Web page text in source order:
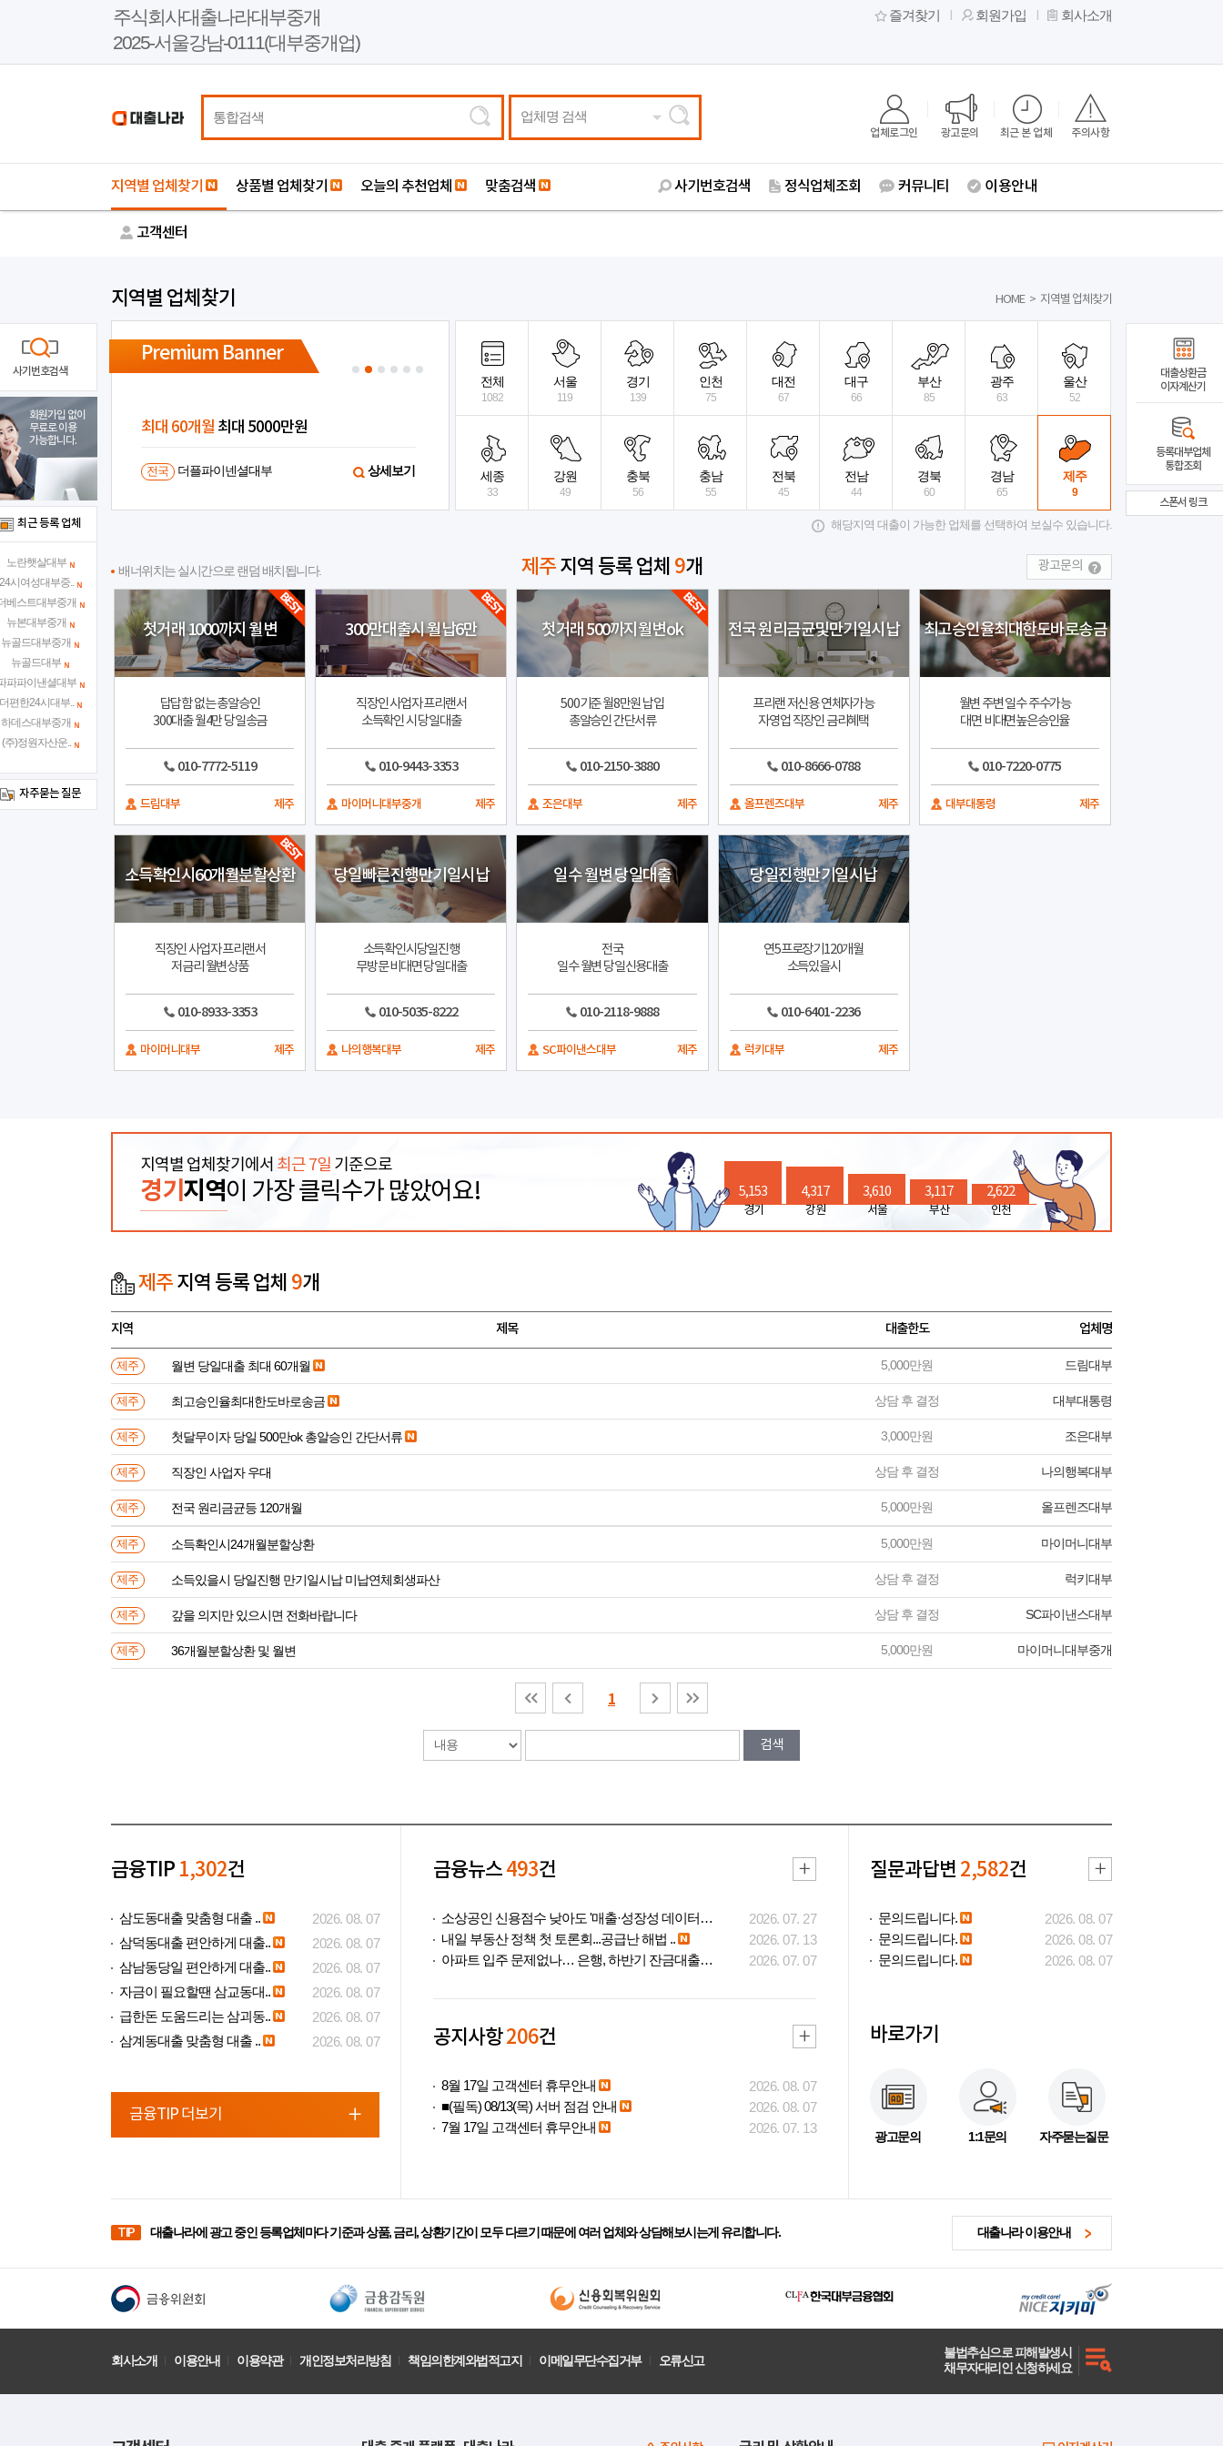
주식회사대출나라대부중개
2025-서울강남-0111(대부중개업)
즐겨찾기 회원가입 회사소개
업체명 검색
업체로그인 광고문의 최근 본 업체 주의사항
지역별 업체찾기 상품별 업체찾기 오늘의 추천업체 맞춤검색 사기번호검색 정식업체조회 커뮤니티 이용안내
고객센터
지역별 업체찾기 HOME > 지역별 업체찾기
Premium Banner
상세보기
당장 급하신분선이자X수수료X
전국 24시전국당일승인대부중개 상세보기 전국 뉴스타트대부중개 상세보기 민생대부중개 상세보기
비대면 당
전국 페어
전체
1082
서울
119
경기
139
인천
75
대전
67
대구
66
부산
85
광주
63
울산
52
세종
33
강원
49
충북
56
충남
55
전북
45
전남
44
경북
60
경남
65
제주
9
해당지역 대출이 가능한 업체를 선택하여 보실수 있습니다.
사기번호검색
회원가입 없이
무료로 이용
가능합니다.
최근 등록 업체
노란햇살대부
시여성대부중..
베스트대부중개
뉴본대부중개
뉴골드대부중개
뉴골드대부
파파이낸셜대부
편한24시대부..
하데스대부중개
(주)정원자산운..
자주묻는 질문
대출상환금
이자계산기
등록대부업체
통합조회
스폰서 링크
제주지역 등록 업체 9개
배너위치는 실시간으로 랜덤 배치됩니다. 광고문의
첫거래 1000까지 월변
답답함 없는 총알승인
300대출 월4만 당일송금
010-7772-5119
드림대부 제주
300만대출시 월납6만
직장인 사업자 프리랜서
소득확인 시 당일대출
010-9443-3353
마이머니대부중개 제주
첫거래 500까지월변ok
500기준 월8만원 납입
총알승인 간단서류
010-2150-3880
조은대부 제주
전국 원리금균및만기일시납
프리랜 저신용 연체자가능
자영업 직장인 금리혜택
010-8666-0788
올프렌즈대부 제주
최고승인율최대한도바로송금
월변 주변 일수 주수가능
대면 비대면높은승인율
010-7220-0775
대부대통령 제주
소득확인시60개월분할상환
직장인 사업자 프리랜서
저금리 월변상품
010-8933-3353
마이머니대부 제주
당일빠른진행만기일시납
소득확인시당일진행
무방문 비대면 당일대출
010-5035-8222
나의행복대부 제주
일수 월변 당일대출
전국
일수 월변 당일신용대출
010-2118-9888
SC파이낸스대부 제주
당일진행만기일시납
연5프로장기120개월
소득있을시
010-6401-2236
럭키대부 제주
지역별 업체찾기에서 최근 7일 기준으로
경기 지역이 가장 클릭수가 많았어요! 5,153
경기
4,317
강원
3,610
서울
3,117
부산
2,622
인천
제주지역 등록 업체 9개
지역 제목 대출한도 업체명
제주 월변 당일대출 최대 60개월 5,000만원 드림대부
제주 최고승인율최대한도바로송금 상담 후 결정 대부대통령
제주 첫달무이자 당일 500만ok 총알승인 간단서류 3,000만원 조은대부
제주 직장인 사업자 우대 상담 후 결정 나의행복대부
제주 전국 원리금균등 120개월 5,000만원 올프렌즈대부
제주 소득확인시24개월분할상환 5,000만원 마이머니대부
제주 소득있을시 당일진행 만기일시납 미납연체회생파산 상담 후 결정 럭키대부
제주 갚을 의지만 있으시면 전화바랍니다 상담 후 결정 SC파이낸스대부
제주 36개월분할상환 및 월변 5,000만원 마이머니대부중개
1
금융TIP 1,302건
삼도동대출 맞춤형 대출 ..
2026. 08. 07
삼덕동대출 편안하게 대출..
2026. 08. 07
삼남동당일 편안하게 대출..
2026. 08. 07
자금이 필요할땐 삼교동대..
2026. 08. 07
급한돈 도움드리는 삼괴동..
2026. 08. 07
삼계동대출 맞춤형 대출 ..
2026. 08. 07
금융TIP 더보기
금융뉴스493건
소상공인 신용점수 낮아도 '매출·성장성 데이터..
2026. 07. 27
내일 부동산 정책 첫 토론회...공급난 해법 ..
2026. 07. 13
아파트 입주 문제없나… 은행, 하반기 잔금대출..
2026. 07. 07
공지사항206건
8월 17일 고객센터 휴무안내
2026. 08. 07
■(필독) 08/13(목) 서버 점검 안내
2026. 08. 07
7월 17일 고객센터 휴무안내
2026. 07. 13
질문과답변 2,582건
문의드립니다.
2026. 08. 07
문의드립니다.
2026. 08. 07
문의드립니다.
2026. 08. 07
바로가기
광고문의 1:1문의 자주묻는질문
TIP 대출나라에 광고 중인 등록업체마다 기준과 상품, 금리, 상환기간이 모두 다르기 때문에 여러 업체와 상담해보시는게 유리합니다. 대출나라 이용안내
회사소개 이용안내 이용약관 개인정보처리방침 책임의한계와법적고지 이메일무단수집거부 오류신고
불법추심으로 피해발생시
채무자대리인 신청하세요